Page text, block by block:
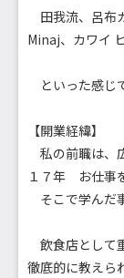
田我流、呂布
Minaj、カワイ
といった感じ
【開業経緯】
私の前職は、
１７年 お仕事
そこで学んだ
飲食店として
徹底的に教えら